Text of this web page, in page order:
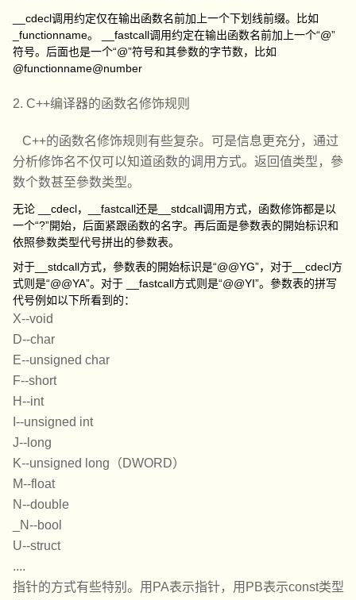
__cdecl调用约定仅在输出函数名前加上一个下划线前缀。比如
_functionname。 __fastcall调用约定在输出函数名前加上一个“@”
符号。后面也是一个“@”符号和其參数的字节数，比如
@functionname@number
2. C++编译器的函数名修饰规则
C++的函数名修饰规则有些复杂。可是信息更充分，通过
分析修饰名不仅可以知道函数的调用方式。返回值类型，參
数个数甚至參数类型。
无论 __cdecl，__fastcall还是__stdcall调用方式，函数修饰都是以
一个“?”開始，后面紧跟函数的名字。再后面是參数表的開始标识和
依照參数类型代号拼出的參数表。
对于__stdcall方式，參数表的開始标识是“@@YG”，对于__cdecl方
式则是“@@YA”。对于 __fastcall方式则是“@@YI”。參数表的拼写
代号例如以下所看到的：
X--void
D--char
E--unsigned char
F--short
H--int
I--unsigned int
J--long
K--unsigned long（DWORD）
M--float
N--double
_N--bool
U--struct
....
指针的方式有些特别。用PA表示指针，用PB表示const类型